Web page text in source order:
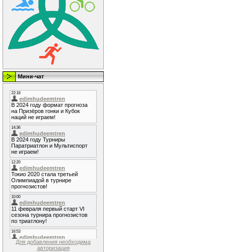
Мини-чат
Для добавления необходима
авторизация